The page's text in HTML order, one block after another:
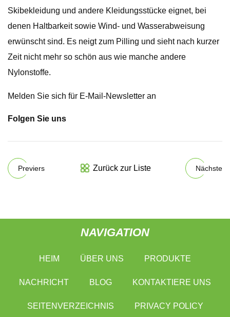
Skibekleidung und andere Kleidungsstücke eignet, bei
denen Haltbarkeit sowie Wind- und Wasserabweisung
erwünscht sind. Es neigt zum Pilling und sieht nach kurzer
Zeit nicht mehr so ​​schön aus wie manche andere
Nylonstoffe.
Melden Sie sich für E-Mail-Newsletter an
Folgen Sie uns
Previers Zurück zur Liste Nächste
NAVIGATION
HEIM ÜBER UNS PRODUKTE
NACHRICHT BLOG KONTAKTIERE UNS
SEITENVERZEICHNIS PRIVACY POLICY